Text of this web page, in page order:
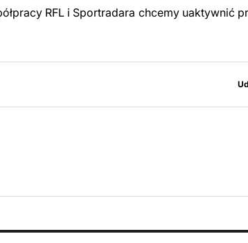
RFL i Sportradara chcemy uaktywnić